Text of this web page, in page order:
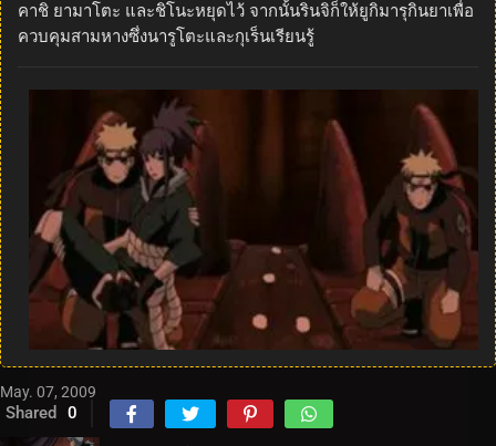
คาชิ ยามาโตะ และชิโนะหยุดไว้ จากนั้นรินจิก็ให้ยูกิมารุกินยาเพื่อ
ควบคุมสามหางซึ่งนารูโตะและกุเร็นเรียนรู้
May. 07, 2009
Shared 0